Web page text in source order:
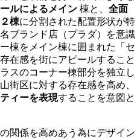
ルによるメイン 棟と、 全面
棟に分割された配置形状が特
ブランド店（プラダ）を意識
棟をメイン棟に囲まれた「セ
在感を街にアピールすること
スのコーナー棟部分を独立し
街区に対する存在感を高め、
ィーを表現することを意図と
関係を高めあう為にデザイン